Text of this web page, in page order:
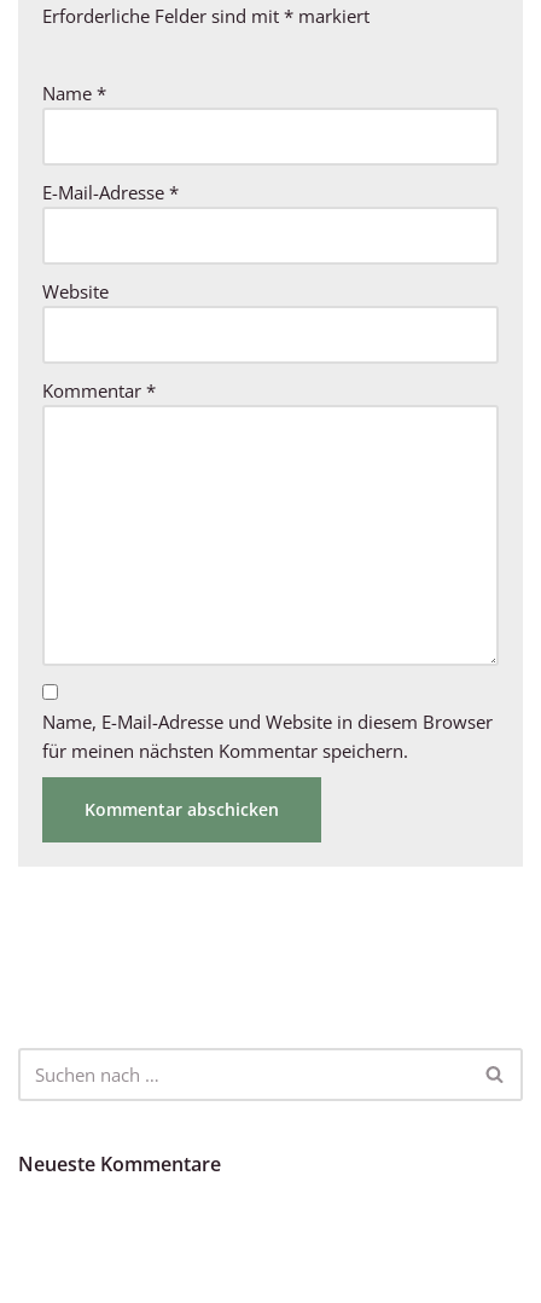
Erforderliche Felder sind mit * markiert
Name *
E-Mail-Adresse *
Website
Kommentar *
Name, E-Mail-Adresse und Website in diesem Browser
für meinen nächsten Kommentar speichern.
Neueste Kommentare